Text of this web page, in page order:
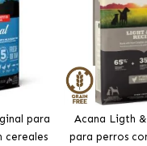
para
cereales
Acana Ligth
para perros